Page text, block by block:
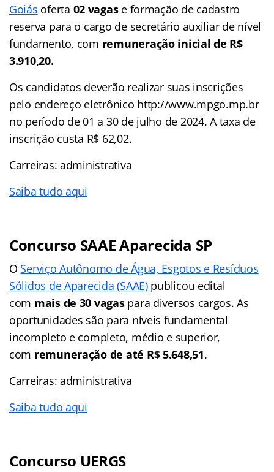
Goiás oferta 02 vagase formação de cadastro
reserva para o cargo de secretário auxiliar de nível
fundamento, com remuneração inicial de R$
3.910,20.
Os candidatos deverão realizar suas inscrições
pelo endereço eletrônico http://www.mpgo.mp.br
no período de 01 a 30 de julho de 2024. A taxa de
inscrição custa R$ 62,02.
Carreiras: administrativa
Saiba tudo aqui
Concurso SAAE Aparecida SP
O Serviço Autônomo de Água, Esgotos e Resíduos
Sólidos de Aparecida (SAAE) publicou edital
com mais de 30 vagaspara diversos cargos. As
oportunidades são para níveis fundamental
incompleto e completo, médio e superior,
com remuneração de até R$ 5.648,51.
Carreiras: administrativa
Saiba tudo aqui
Concurso UERGS